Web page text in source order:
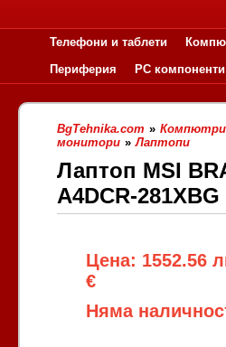
Телефони и таблети
Периферия
PC компоненти
BgTehnika.com »
монитори » Лаптопи
Лаптоп MSI
A4DCR-281XBG
Цена: 1552.56
€
Няма